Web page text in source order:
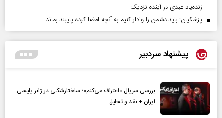
زنده‌یاد عبدی در آینده نزدیک
پزشکیان: باید دشمن را وادار کنیم به آنچه امضا کرده پایبند بماند
پیشنهاد سردبیر
بررسی سریال «اعتراف می‌کنم»؛ ساختارشکنی در ژانر پلیسی
ایران + نقد و تحلیل